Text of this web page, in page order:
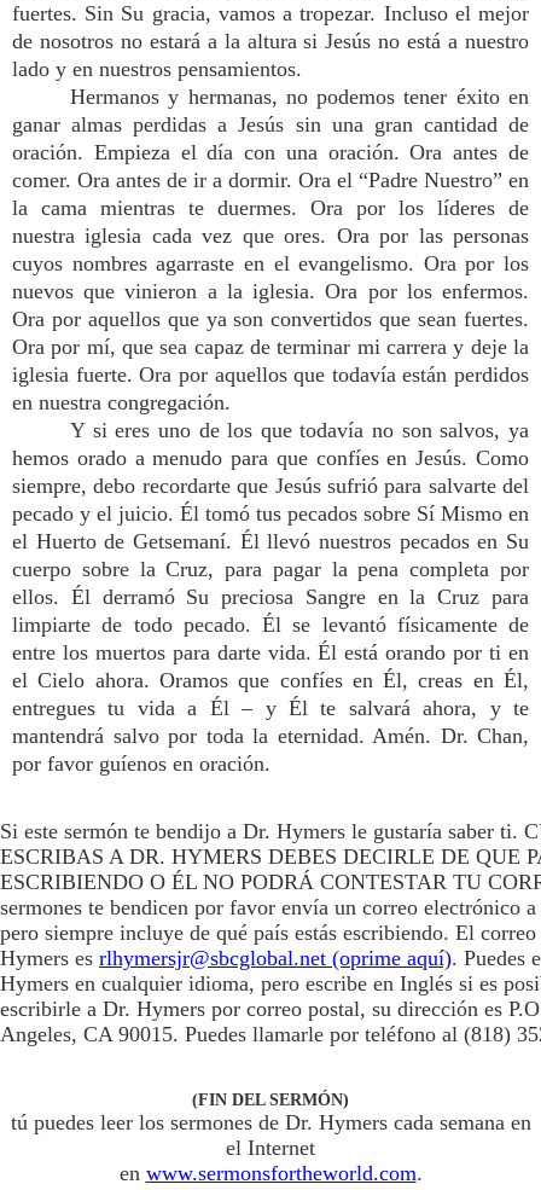
fuertes. Sin Su gracia, vamos a tropezar. Incluso el mejor
de nosotros no estará a la altura si Jesús no está a nuestro
lado y en nuestros pensamientos.
Hermanos y hermanas, no podemos tener éxito en
ganar almas perdidas a Jesús sin una gran cantidad de
oración. Empieza el día con una oración. Ora antes de
comer. Ora antes de ir a dormir. Ora el “Padre Nuestro” en
la cama mientras te duermes. Ora por los líderes de
nuestra iglesia cada vez que ores. Ora por las personas
cuyos nombres agarraste en el evangelismo. Ora por los
nuevos que vinieron a la iglesia. Ora por los enfermos.
Ora por aquellos que ya son convertidos que sean fuertes.
Ora por mí, que sea capaz de terminar mi carrera y deje la
iglesia fuerte. Ora por aquellos que todavía están perdidos
en nuestra congregación.
Y si eres uno de los que todavía no son salvos, ya
hemos orado a menudo para que confíes en Jesús. Como
siempre, debo recordarte que Jesús sufrió para salvarte del
pecado y el juicio. Él tomó tus pecados sobre Sí Mismo en
el Huerto de Getsemaní. Él llevó nuestros pecados en Su
cuerpo sobre la Cruz, para pagar la pena completa por
ellos. Él derramó Su preciosa Sangre en la Cruz para
limpiarte de todo pecado. Él se levantó físicamente de
entre los muertos para darte vida. Él está orando por ti en
el Cielo ahora. Oramos que confíes en Él, creas en Él,
entregues tu vida a Él – y Él te salvará ahora, y te
mantendrá salvo por toda la eternidad. Amén. Dr. Chan,
por favor guíenos en oración.
Si este sermón te bendijo a Dr. Hymers le gustaría saber ti.
ESCRIBAS A DR. HYMERS DEBES DECIRLE DE QUE
ESCRIBIENDO O ÉL NO PODRÁ CONTESTAR TU
sermones te bendicen por favor envía un correo electrónico
pero siempre incluye de qué país estás escribiendo. El
Hymers es rlhymersjr@sbcglobal.net (oprime aquí). Puedes
Hymers en cualquier idioma, pero escribe en Inglés si es
escribirle a Dr. Hymers por correo postal, su dirección es
Angeles, CA 90015. Puedes llamarle por teléfono al (818)
(FIN DEL SERMÓN)
tú puedes leer los sermones de Dr. Hymers cada semana en
el Internet
en www.sermonsfortheworld.com.